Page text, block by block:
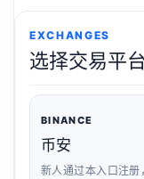
EXCHANGES
选择交易平
BINANCE
币安
新人通过本入口注册